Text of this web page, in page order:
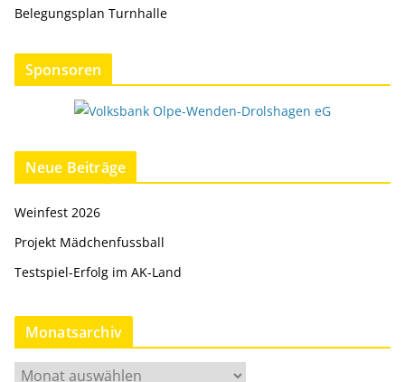
Belegungsplan Turnhalle
Sponsoren
Neue Beiträge
Weinfest 2026
Projekt Mädchenfussball
Testspiel-Erfolg im AK-Land
Monatsarchiv
M